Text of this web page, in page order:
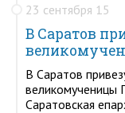
23 сентября 15
В Саратов
В Саратов
великомученицы
Саратовская